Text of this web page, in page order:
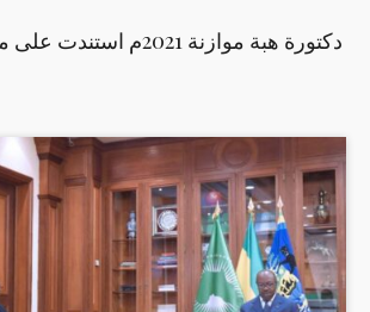
دكتورة هبة موازنة 2021م استندت على مرجعيات أساسية